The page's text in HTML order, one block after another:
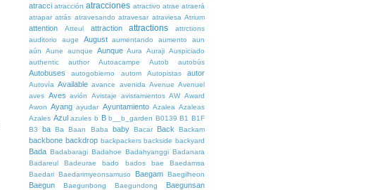
atracci atracción atracciones atractivo atrae atraerá
atrapar atrás atravesando atravesar atraviesa Atrium
attention Atteul attraction attractions
attrctions
auditorio
auge August aumentando aumento
aun
aún
Aune aunque Aunque Aura Auraji Auspiciado
authentic
author Autoacampe Autob autobús
Autobuses autogobierno autom Autopistas autor
Autovía Available avance avenida Avenue Avenuel
aves Aves avión Avistaje avistamientos AW Award
Awon Ayang ayudar Ayuntamiento Azalea Azaleas
Azales Azul azules b B b__b_garden B0139 B1 B1F
B3
ba Ba Baan Baba baby Bacar Back Backam
backbone backdrop backpackers backside backyard
Bada Badabaragi Badahoe Badahyanggi Badanara
Badareul
Badeurae bado bados bae
Baedamsa
Baedari Baedarimyeonsamuso Baegam Baegilheon
Baegun Baegunbong Baegundong Baegunsan